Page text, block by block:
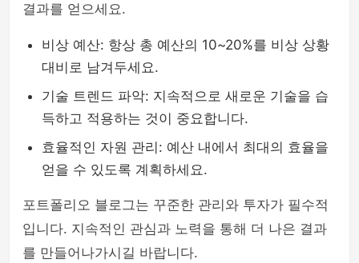
결과를 얻으세요.
비상 예산: 항상 총 예산의 10~20%를 비상 상황
대비로 남겨두세요.
기술 트렌드 파악: 지속적으로 새로운 기술을 습
득하고 적용하는 것이 중요합니다.
효율적인 자원 관리: 예산 내에서 최대의 효율을
얻을 수 있도록 계획하세요.
포트폴리오 블로그는 꾸준한 관리와 투자가 필수적
입니다. 지속적인 관심과 노력을 통해 더 나은 결과
를 만들어나가시길 바랍니다.